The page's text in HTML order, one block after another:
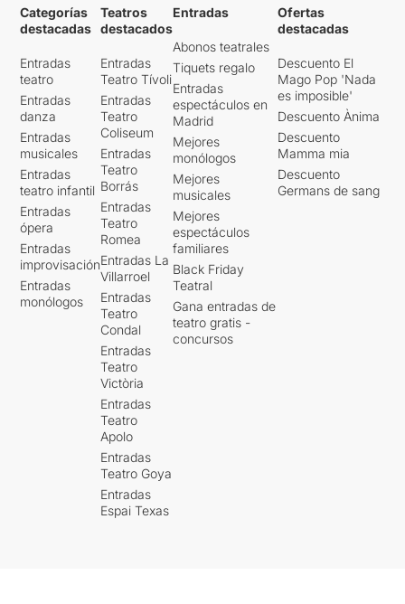
Categorías
destacadas
Entradas
teatro
Entradas
danza
Entradas
musicales
Entradas
teatro infantil
Entradas
ópera
Entradas
improvisación
Entradas
monólogos
Teatros
destacados
Entradas
Teatro Tívoli
Entradas
Teatro
Coliseum
Entradas
Teatro
Borrás
Entradas
Teatro
Romea
Entradas La
Villarroel
Entradas
Teatro
Condal
Entradas
Teatro
Victòria
Entradas
Teatro
Apolo
Entradas
Teatro Goya
Entradas
Espai Texas
Entradas
Abonos teatrales
Tiquets regalo
Entradas
espectáculos en
Madrid
Mejores
monólogos
Mejores
musicales
Mejores
espectáculos
familiares
Black Friday
Teatral
Gana entradas de
teatro gratis -
concursos
Ofertas
destacadas
Descuento El
Mago Pop 'Nada
es imposible'
Descuento Ànima
Descuento
Mamma mia
Descuento
Germans de sang